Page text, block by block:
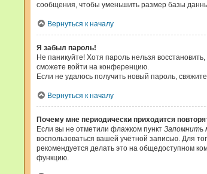
сообщения, чтобы уменьшить размер базы
Вернуться к началу
Я забыл пароль!
Не паникуйте! Хотя пароль нельзя
сможете войти на конференцию.
Если не удалось получить новый пароль,
Вернуться к началу
Почему мне периодически приходится
Если вы не отметили флажком пункт Запомнить
воспользоваться вашей учётной записью. Для
рекомендуется делать это на общедоступном
функцию.